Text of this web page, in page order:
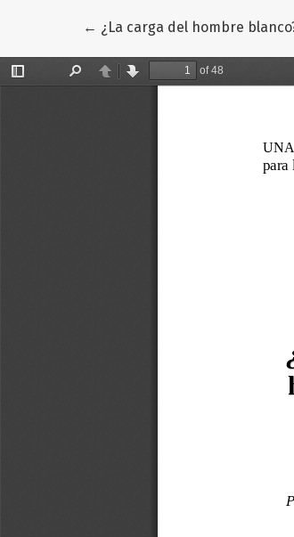
← Volver a los detalles del
¿La carga del hombre